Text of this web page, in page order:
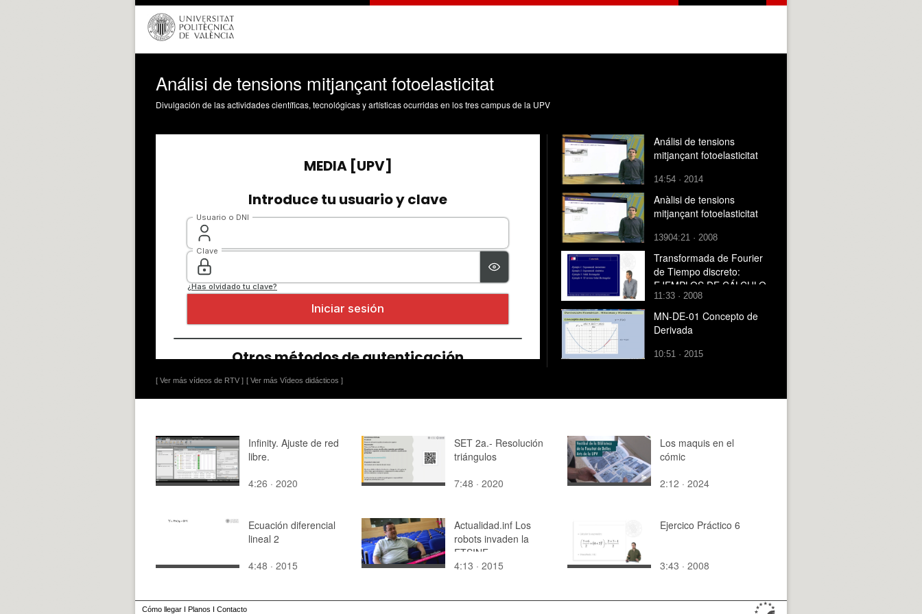
Análisi de tensions mitjançant fotoelasticitat
Divulgación de las actividades científicas, tecnológicas y artísticas ocurridas en los tres campus de la UPV
[ Ver más vídeos de RTV ] [ Ver más Vídeos didácticos ]
Análisi de tensions
mitjançant fotoelasticitat
14:54 · 2014
Anàlisi de tensions
mitjançant fotoelasticitat
13904:21 · 2008
Transformada de Fourier
de Tiempo discreto:
EJEMPLOS DE CÁLCULO
DE TRANSFORMADAS
11:33 · 2008
MN-DE-01 Concepto de
Derivada
10:51 · 2015
Infinity. Ajuste de red
libre.
4:26 · 2020
SET 2a.- Resolución
triángulos
7:48 · 2020
Los maquis en el
cómic
2:12 · 2024
Ecuación diferencial
lineal 2
4:48 · 2015
Actualidad.inf Los
robots invaden la
ETSINF
4:13 · 2015
Ejercico Práctico 6
3:43 · 2008
Cómo llegar I Planos I Contacto